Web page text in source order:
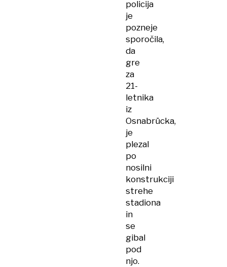
policija
je
pozneje
sporočila,
da
gre
za
21-
letnika
iz
Osnabrücka,
je
plezal
po
nosilni
konstrukciji
strehe
stadiona
in
se
gibal
pod
njo.